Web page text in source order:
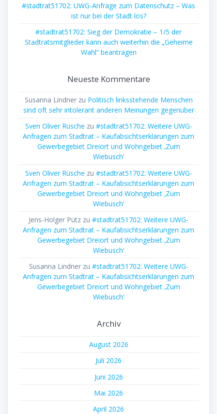
#stadtrat51702: UWG-Anfrage zum Datenschutz – Was
ist nur bei der Stadt los?
#stadtrat51702: Sieg der Demokratie – 1/5 der
Stadtratsmitglieder kann auch weiterhin die „Geheime
Wahl“ beantragen
Neueste Kommentare
Susanna Lindnerzu Politisch linksstehende Menschen
sind oft sehr intolerant anderen Meinungen gegenüber
Sven Oliver Rüsche zu #stadtrat51702: Weitere UWG-
Anfragen zum Stadtrat – Kaufabsichtserklärungen zum
Gewerbegebiet Dreiort und Wohngebiet ‚Zum
Wiebusch‘
Sven Oliver Rüsche zu #stadtrat51702: Weitere UWG-
Anfragen zum Stadtrat – Kaufabsichtserklärungen zum
Gewerbegebiet Dreiort und Wohngebiet ‚Zum
Wiebusch‘
Jens-Holger Pütz zu #stadtrat51702: Weitere UWG-
Anfragen zum Stadtrat – Kaufabsichtserklärungen zum
Gewerbegebiet Dreiort und Wohngebiet ‚Zum
Wiebusch‘
Susanna Lindnerzu #stadtrat51702: Weitere UWG-
Anfragen zum Stadtrat – Kaufabsichtserklärungen zum
Gewerbegebiet Dreiort und Wohngebiet ‚Zum
Wiebusch‘
Archiv
August 2026
Juli 2026
Juni 2026
Mai 2026
April 2026